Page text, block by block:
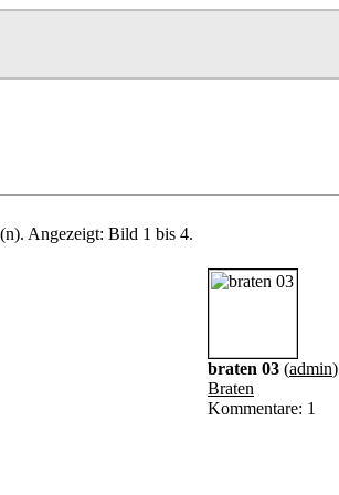
Angezeigt: Bild 1 bis 4.
braten 03 (admin)
Braten
Kommentare: 1